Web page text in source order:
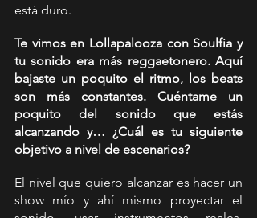
está duro.
Te vimos en Lollapalooza con Soulfia y
tu sonido era más reggaetonero. Aquí
bajaste un poquito el ritmo, los beats
son más constantes. Cuéntame un
poquito del sonido que estás
alcanzando y… ¿Cuál es tu siguiente
objetivo a nivel de escenarios?
El nivel que quiero alcanzar es hacer un
show mío y ahí mismo proyectar el